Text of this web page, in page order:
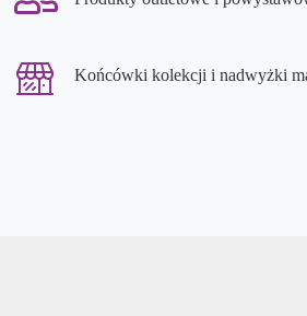
Końcówki kolekcji i nadwyżki